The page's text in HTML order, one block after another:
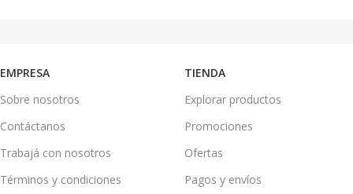
EMPRESA
Sobre nosotros
Contáctanos
Trabajá con nosotros
Términos y condiciones
TIENDA
Explorar productos
Promociones
Ofertas
Pagos y envíos